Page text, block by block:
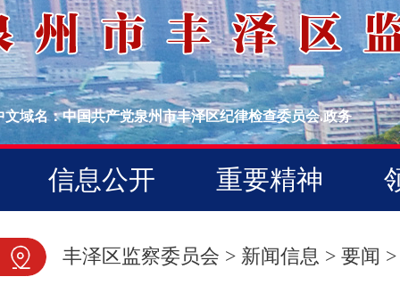
文域名：中国共产党泉州市丰泽区纪律检查委员会.政务
信息公开 重要精神
图片新闻
丰泽区监察委员会 > 新闻信息 > 要闻 >